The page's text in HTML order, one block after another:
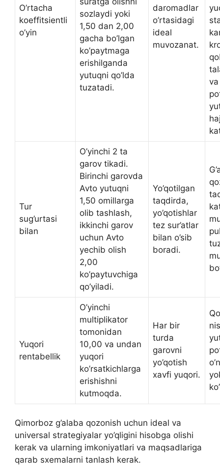
O’rtacha
koeffitsientli
o’yin
sozlaydi yoki
1,50 dan 2,00
gacha bo’lgan
ko’paytmaga
erishilganda
yutuqni qo’lda
tuzatadi.
daromadlar
o’rtasidagi
ideal
muvozanat.
va
Tur
sug’urtasi
bilan
O’yinchi 2 ta
garov tikadi.
Birinchi garovda
Avto yutuqni
1,50 omillarga
olib tashlash,
ikkinchi garov
uchun Avto
yechib olish
2,00
ko’paytuvchiga
qo’yiladi.
Yo’qotilgan
taqdirda,
yo’qotishlar
tez sur’atlar
bilan o’sib
boradi.
Yuqori
rentabellik
O’yinchi
multiplikator
tomonidan
10,00 va undan
yuqori
ko’rsatkichlarga
erishishni
kutmoqda.
Har bir
turda
garovni
yo’qotish
xavfi yuqori.
Qimorboz g’alaba qozonish uchun ideal va
universal strategiyalar yo’qligini hisobga olishi
kerak va ularning imkoniyatlari va maqsadlariga
qarab sxemalarni tanlash kerak.